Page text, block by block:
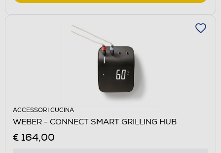
ACCESSORI CUCINA
WEBER - CONNECT SMART GRILLING HUB
€ 164,00